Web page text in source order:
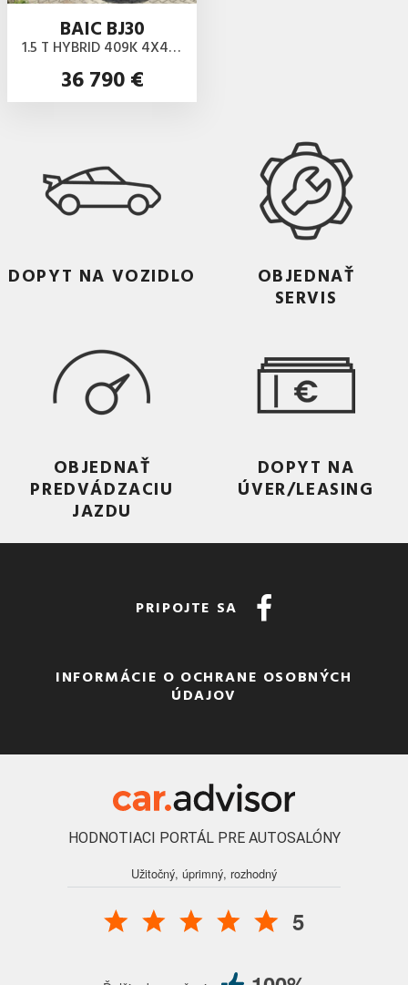
BAIC BJ30
1.5 T HYBRID 409K 4X4 ALL IN
36 790 €
DOPYT NA VOZIDLO
OBJEDNAŤ
SERVIS
OBJEDNAŤ
PREDVÁDZACIU
JAZDU
DOPYT NA
ÚVER/LEASING
PRIPOJTE SA
INFORMÁCIE O OCHRANE OSOBNÝCH
ÚDAJOV
HODNOTIACI PORTÁL PRE AUTOSALÓNY
Užitočný, úprimný, rozhodný
5